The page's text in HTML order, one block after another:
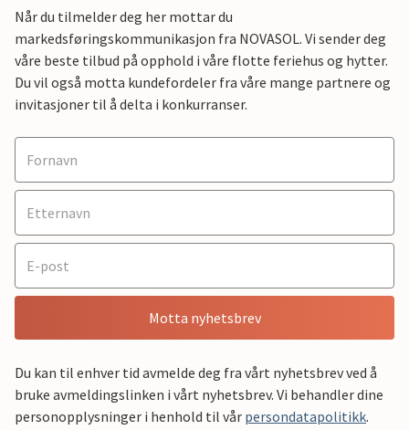
Når du tilmelder deg her mottar du
markedsføringskommunikasjon fra NOVASOL. Vi sender deg
våre beste tilbud på opphold i våre flotte feriehus og hytter.
Du vil også motta kundefordeler fra våre mange partnere og
invitasjoner til å delta i konkurranser.
Motta nyhetsbrev
Du kan til enhver tid avmelde deg fra vårt nyhetsbrev ved å
bruke avmeldingslinken i vårt nyhetsbrev. Vi behandler dine
personopplysninger i henhold til vår persondatapolitikk.